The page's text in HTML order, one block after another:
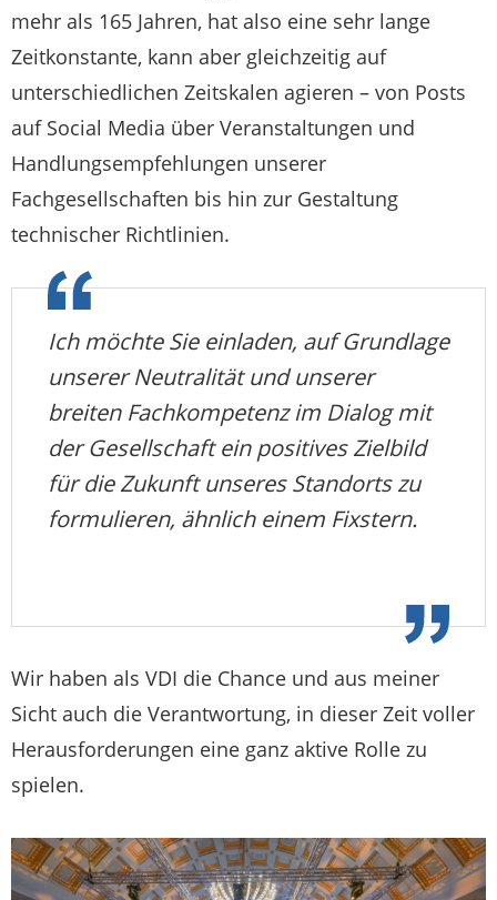
mehr als 165 Jahren, hat also eine sehr lange
Zeitkonstante, kann aber gleichzeitig auf
unterschiedlichen Zeitskalen agieren – von Posts
auf Social Media über Veranstaltungen und
Handlungsempfehlungen unserer
Fachgesellschaften bis hin zur Gestaltung
technischer Richtlinien.
Ich möchte Sie einladen, auf Grundlage
unserer Neutralität und unserer
breiten Fachkompetenz im Dialog mit
der Gesellschaft ein positives Zielbild
für die Zukunft unseres Standorts zu
formulieren, ähnlich einem Fixstern.
Wir haben als VDI die Chance und aus meiner
Sicht auch die Verantwortung, in dieser Zeit voller
Herausforderungen eine ganz aktive Rolle zu
spielen.